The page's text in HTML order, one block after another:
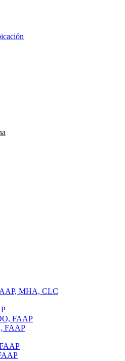
MHA, CLC
FAAP
FAAP